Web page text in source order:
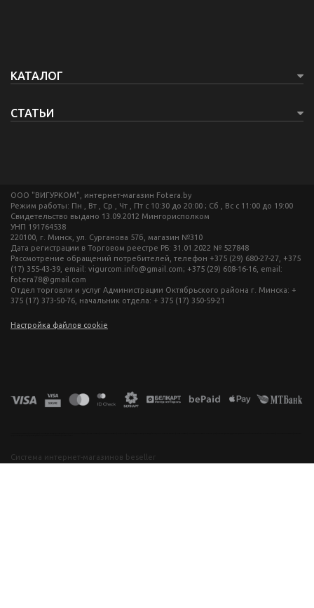
КАТАЛОГ
СТАТЬИ
ООО "ВИГУРКОМ", интернет-магазин Fotera.by
Режим работы: Пн , Вт , Ср , Чт , Пт c 10:30 до 20:00 ; Сб , Вс c 11:00 до 19:00
Свидетельство выдано 13.09.2012 Мингорисполком
УНП 191764538
220100, г. Минск, ул. Сурганова 57б, магазин №310
Дата регистрации в Торговом реестре РБ: 31.01.2022 № 527848
Рассмотрение обращений потребителей, телефон +375 (29) 680-27-27, +375
(17) 355-43-39, email: vigurcom.info@gmail.com; +375 (29) 608-16-16, email:
fotera78@gmail.com
Отдел торговли и услуг Администрации Октябрьского района г. Минска: +
375 (17) 373-50-76, начальник отдела: + 375 (17) 350-59-21
Настройка файлов cookie
Система интернет-магазинов beseller